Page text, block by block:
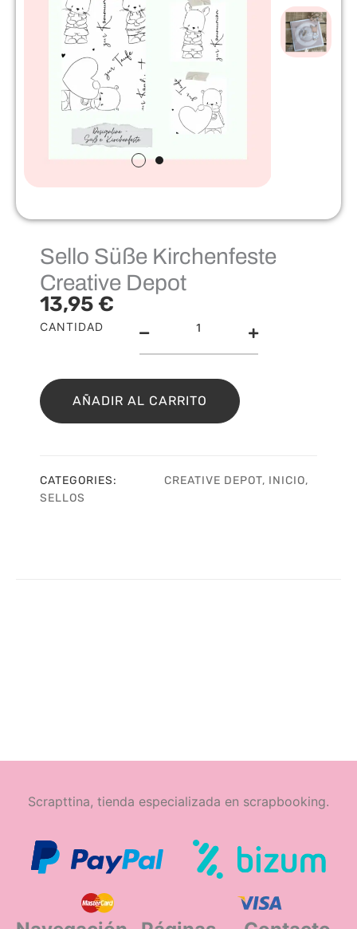
Sello Süße Kirchenfeste
Creative Depot
13,95 €
CANTIDAD
Sello
Kirchenfeste
cantidad
AÑADIR AL CARRITO
CATEGORIES: CREATIVE DEPOT, INICIO,
SELLOS
Scrapttina, tienda especializada en scrapbooking.